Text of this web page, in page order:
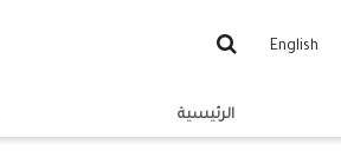
English
الرئيسية